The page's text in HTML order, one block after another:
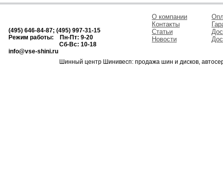
(495) 646-84-87; (495) 997-31-15
Режим работы: Пн-Пт: 9-20
Сб-Вс: 10-18
info@vse-shini.ru
О компании
Контакты
Статьи
Новости
Шинный центр Шинивесп: продажа шин и дисков,